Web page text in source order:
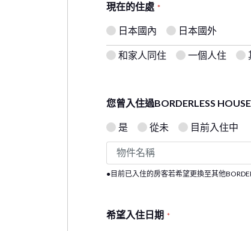
現在的住處 *
日本國內 日本國外
和家人同住 一個人住
您曾入住過BORDERLESS
是 從未 目前入住中
●目前已入住的房客若希望更換至其他
希望入住日期 *